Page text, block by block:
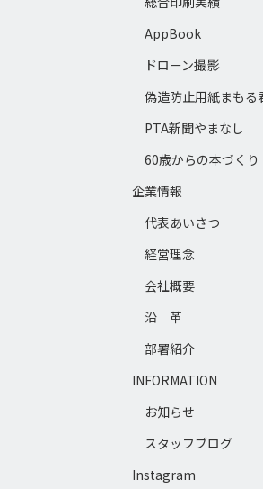
AppBook
ドローン撮影
偽造防止用紙まもる
PTA新聞やまなし
60歳からの本づくり
企業情報
代表あいさつ
経営理念
会社概要
沿 革
部署紹介
INFORMATION
お知らせ
スタッフブログ
Instagram